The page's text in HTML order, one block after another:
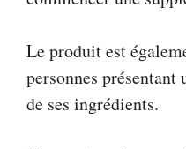
Le produit est
personnes présentant
de ses ingrédients.